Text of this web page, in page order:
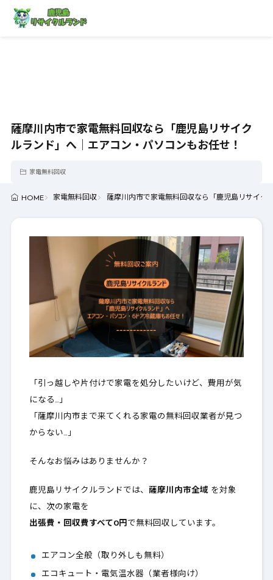
薩摩川内市で家電無料回収なら「鹿児島リサイク
ルランド」へ｜エアコン・パソコンもお任せ！
家電無料回収
HOME 家電無料回収 薩摩川内市で家電無料回収なら「鹿児島リサイク
「引っ越しや片付けで家電を処分したいけど、費用が気
になる…」
「薩摩川内市まで来てくれる家電の無料回収業者が見つ
からない…」
そんなお悩みはありませんか？
鹿児島リサイクルランドでは、 薩摩川内市全域を対象
に、次の家電を
出張費・回収費すべて0円 で無料回収しています。
エアコン全般（取り外しも無料）
エコキュート・電気温水器（業者様向け）